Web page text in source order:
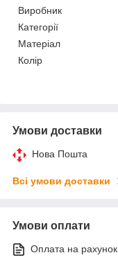
Виробник
Категорії
Матеріал
Колір
Умови доставки
Нова Пошта
Всі умови доставки
Умови оплати
Оплата на рахунок